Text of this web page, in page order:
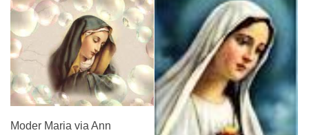
Moder Maria via Ann